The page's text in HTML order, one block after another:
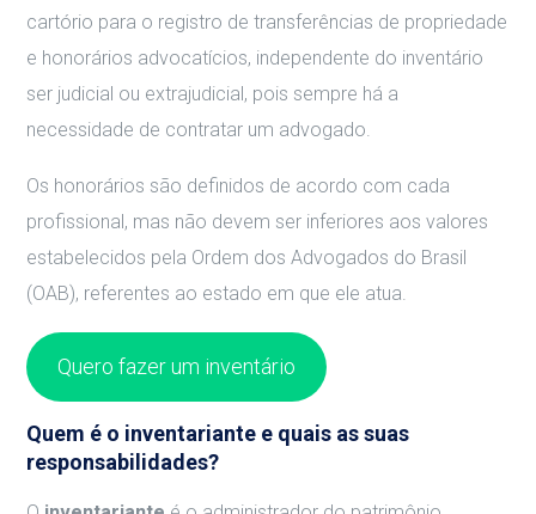
cartório para o registro de transferências de propriedade
e honorários advocatícios, independente do inventário
ser judicial ou extrajudicial, pois sempre há a
necessidade de contratar um advogado.
Os honorários são definidos de acordo com cada
profissional, mas não devem ser inferiores aos valores
estabelecidos pela Ordem dos Advogados do Brasil
(OAB), referentes ao estado em que ele atua.
Quero fazer um inventário
Quem é o inventariante e quais as suas
responsabilidades?